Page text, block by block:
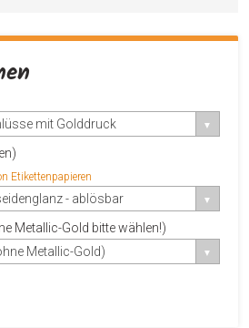
mit Golddruck
Etikettenpapieren
- ablösbar
Metallic-Gold bitte wählen!)
Metallic-Gold)